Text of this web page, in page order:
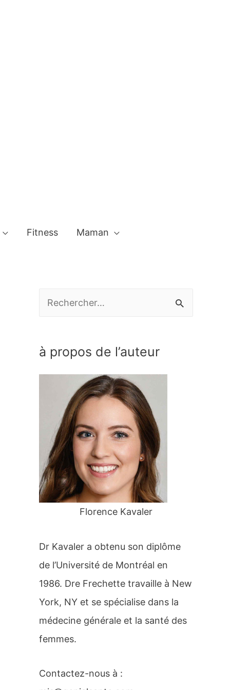
Fitness Maman
h
:
à propos de l’auteur
Florence Kavaler
Dr Kavaler a obtenu son diplôme
de l’Université de Montréal en
1986. Dre Frechette travaille à New
York, NY et se spécialise dans la
médecine générale et la santé des
femmes.
Contactez-nous à :